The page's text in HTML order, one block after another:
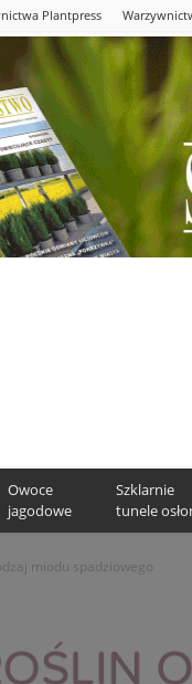
Plantpress
Owoce
jagodowe
Szklarnie
tunele
miodu spadziowego